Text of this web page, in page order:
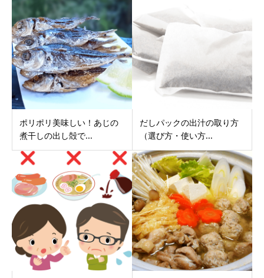
ポリポリ美味しい！あじの
煮干しの出し殻で...
だしパックの出汁の取り方
（選び方・使い方...